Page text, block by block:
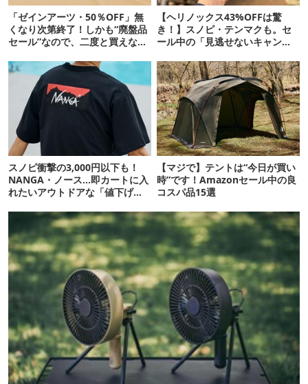
「ゼインアーツ・50％OFF」無
くなり次第終了！しかも“廃盤品
セール”なので、二度と買えない
【ヘリノックス43%OFFは驚
き！】スノピ・テンマクも。セ
ール中の「見逃せないキャンプ
スノピ衝撃の3,000円以下も！
NANGA・ノース…即カートに入
れたいアウトドアな「値下げ夏
【マジで】テントは“今日が買い
時”です！Amazonセール中の良
コスパ品15選